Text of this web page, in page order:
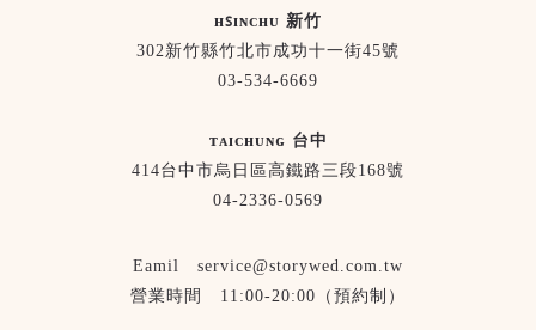
ʜꜱɪɴᴄʜᴜ 新竹
302新竹縣竹北市成功十一街45號
03-534-6669
ᴛᴀɪᴄʜᴜɴɢ 台中
414台中市烏日區高鐵路三段168號
04-2336-0569
Eamil service@storywed.com.tw
營業時間 11:00-20:00（預約制）